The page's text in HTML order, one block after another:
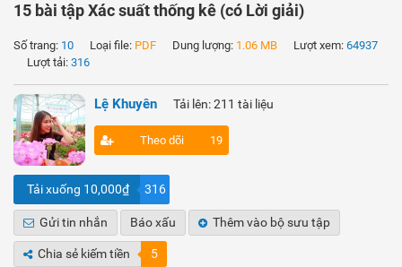
15 bài tập Xác suất thống kê (có Lời giải)
Số trang: 10 Loại file: PDF Dung lượng: 1.06 MB Lượt xem: 64937
Lượt tải: 316
Lệ Khuyên Tải lên: 211 tài liệu
Theo dõi 19
Tải xuống 10,000₫ 316
Gửi tin nhắn Báo xấu Thêm vào bộ sưu tập
Chia sẻ kiếm tiền 5